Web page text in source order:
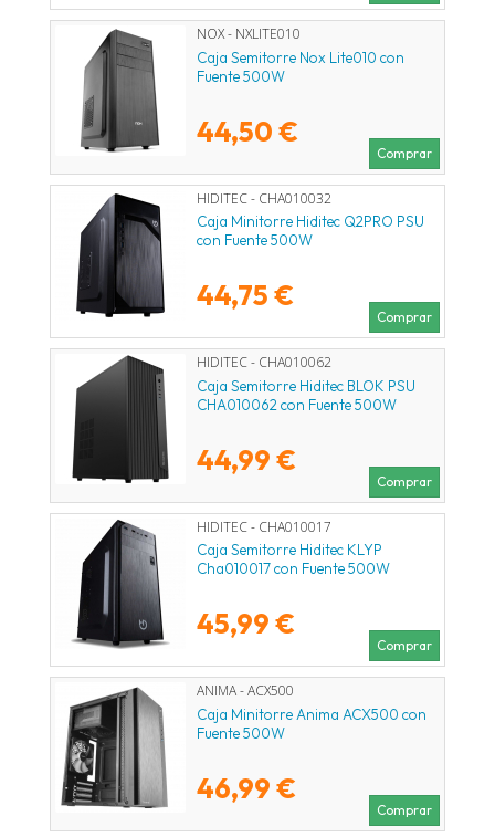
NOX - NXLITE010
Caja Semitorre Nox Lite010 con
Fuente 500W
44,50 €
Comprar
HIDITEC - CHA010032
Caja Minitorre Hiditec Q2PRO PSU
con Fuente 500W
44,75 €
Comprar
HIDITEC - CHA010062
Caja Semitorre Hiditec BLOK PSU
CHA010062 con Fuente 500W
44,99 €
Comprar
HIDITEC - CHA010017
Caja Semitorre Hiditec KLYP
Cha010017 con Fuente 500W
45,99 €
Comprar
ANIMA - ACX500
Caja Minitorre Anima ACX500 con
Fuente 500W
46,99 €
Comprar